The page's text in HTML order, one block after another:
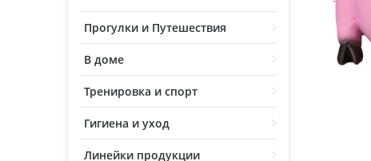
Прогулки и Путешествия
В доме
Тренировка и спорт
Гигиена и уход
Линейки продукции